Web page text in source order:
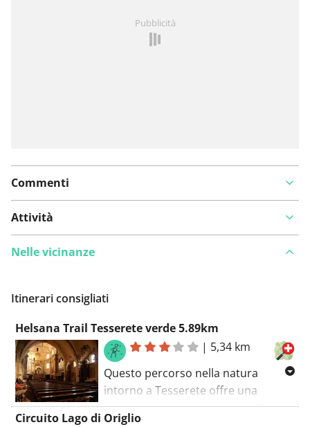
Pubblicità
Commenti
Attività
Nelle vicinanze
Itinerari consigliati
Helsana Trail Tesserete verde 5.89km
| 5,34 km
Questo percorso nella natura
intorno a Tesserete offre una
rilassante pausa lontano dalla
Circuito Lago di Origlio